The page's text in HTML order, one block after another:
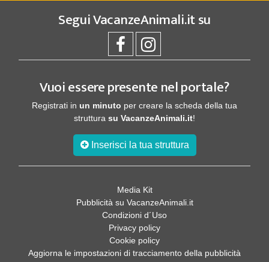
SeguiVacanzeAnimali.itsu
Vuoi essere presente nel portale?
Registrati in un minuto per creare la scheda della tua
struttura su VacanzeAnimali.it!
Inserisci la tua struttura
Media Kit
Pubblicità su VacanzeAnimali.it
Condizioni d´Uso
Privacy policy
Cookie policy
Aggiorna le impostazioni di tracciamento della pubblicità